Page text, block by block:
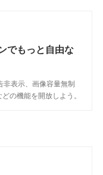
でもっと自由な
表示、画像容量無制
の機能を開放しよう。